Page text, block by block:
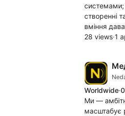
системами;
створенні
вміння
28 views·1
Worldwide·
Ми —
масштабує